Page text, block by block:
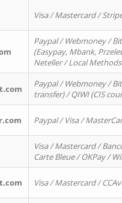
Visa / Mastercard /
Paypal / Webmoney /
(Easypay, Mbank,
Neteller / Local
Paypal / Webmoney /
transfer) / QIWI (CIS
Paypal / Visa /
Visa / Mastercard /
Carte Bleue / OKPay /
Visa / Mastercard /